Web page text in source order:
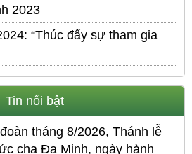
2023
“Thúc đẩy sự tham gia
Tin nổi bật
tháng 8/2026, Thánh lễ
cha Đa Minh, ngày hành